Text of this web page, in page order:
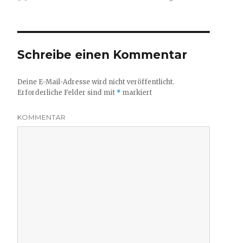
Schreibe einen Kommentar
Deine E-Mail-Adresse wird nicht veröffentlicht.
Erforderliche Felder sind mit * markiert
KOMMENTAR